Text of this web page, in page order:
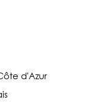
d'Azur